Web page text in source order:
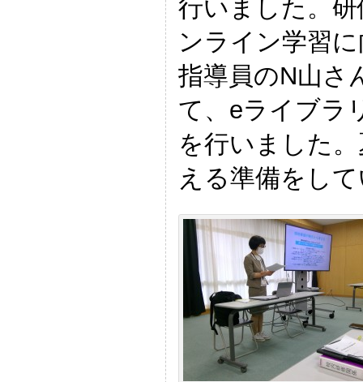
行いました。
ンライン学習
指導員のN山さ
て、eライブラ
を行いました
える準備をし